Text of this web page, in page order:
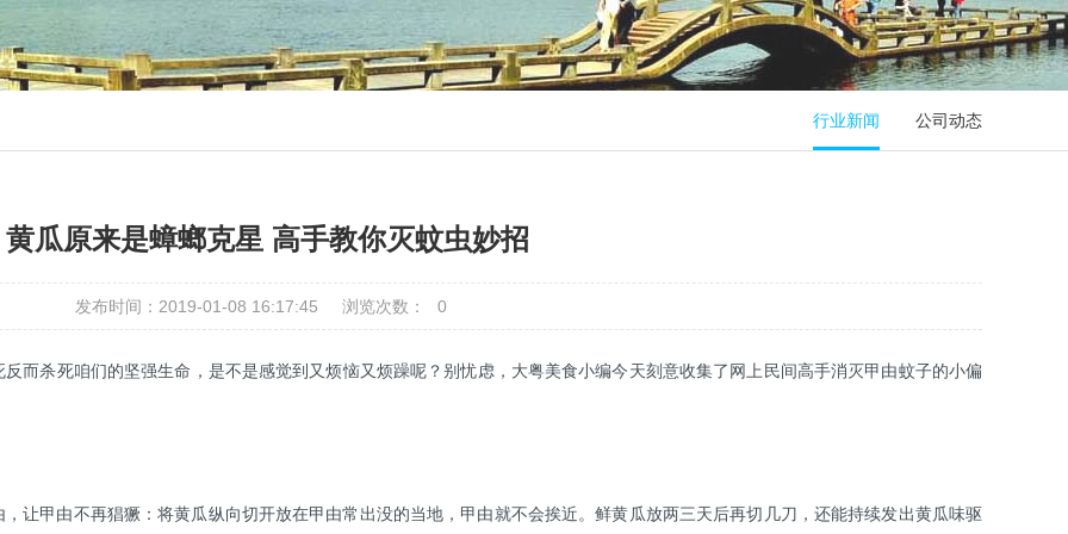
行业新闻 公司动态
黄瓜原来是蟑螂克星 高手教你灭蚊虫妙招
发布时间：2019-01-08 16:17:45 浏览次数： 0
而杀死咱们的坚强生命，是不是感觉到又烦恼又烦躁呢？别忧虑，大粤美食小编今天刻意收集了网上民间高手消灭甲由蚊子的小偏
让甲由不再猖獗：将黄瓜纵向切开放在甲由常出没的当地，甲由就不会挨近。鲜黄瓜放两三天后再切几刀，还能持续发出黄瓜味驱